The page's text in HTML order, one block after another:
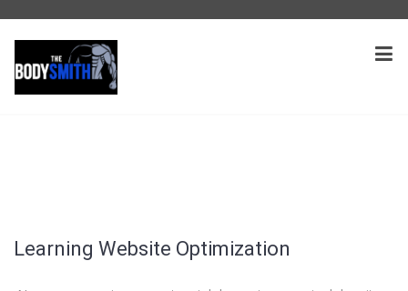
Learning Website Optimization